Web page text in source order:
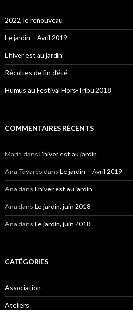
2022, le renouveau
Le jardin – Avril 2019
L’hiver est au jardin
Récoltes de fin d’été
Humus au Festival Hors-Tribu 2018
COMMENTAIRES RÉCENTS
Mariedans L’hiver est au jardin
Ana Tavarès dans Le jardin – Avril 2019
Ana dans L’hiver est au jardin
Ana dans Le jardin, juin 2018
Ana dans Le jardin, juin 2018
CATÉGORIES
Association
Ateliers